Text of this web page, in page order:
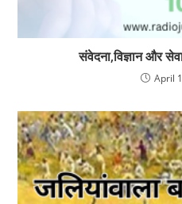
संवेदना,विज्ञान और
April